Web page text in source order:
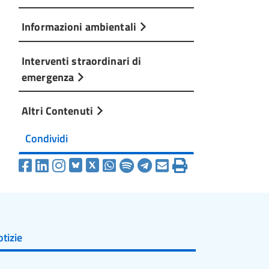
Informazioni ambientali
Interventi straordinari di
emergenza
Altri Contenuti
Condividi